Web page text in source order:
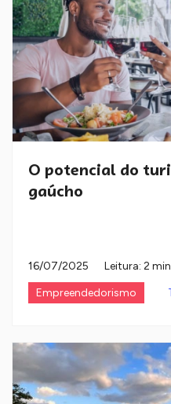
O potencial do
gaúcho
16/07/2025
Leitura: 2
Empreendedorismo